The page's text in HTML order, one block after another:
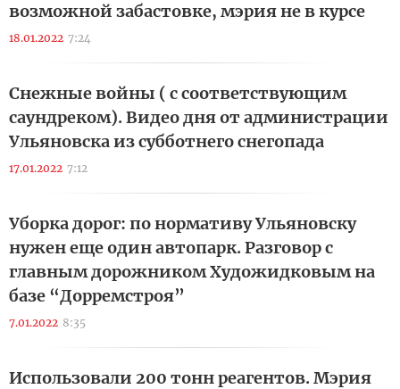
возможной забастовке, мэрия не в курсе
18.01.2022 7:24
Снежные войны ( с соответствующим
саундреком). Видео дня от администрации
Ульяновска из субботнего снегопада
17.01.2022 7:12
Уборка дорог: по нормативу Ульяновску
нужен еще один автопарк. Разговор с
главным дорожником Художидковым на
базе “Дорремстроя”
7.01.2022 8:35
Использовали 200 тонн реагентов. Мэрия